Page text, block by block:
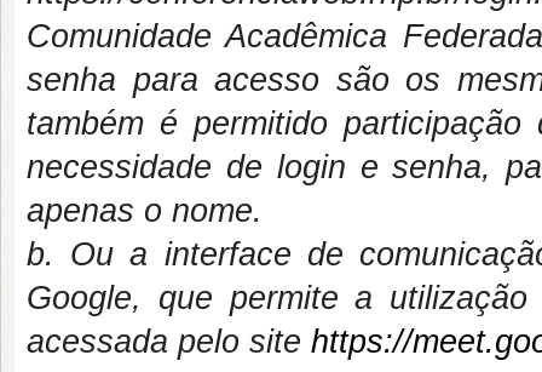
Comunidade Acadêmica
senha para acesso são os
também é permitido
necessidade de login e senha,
apenas o nome.
b. Ou a interface de
Google, que permite a
acessada pelo site https://